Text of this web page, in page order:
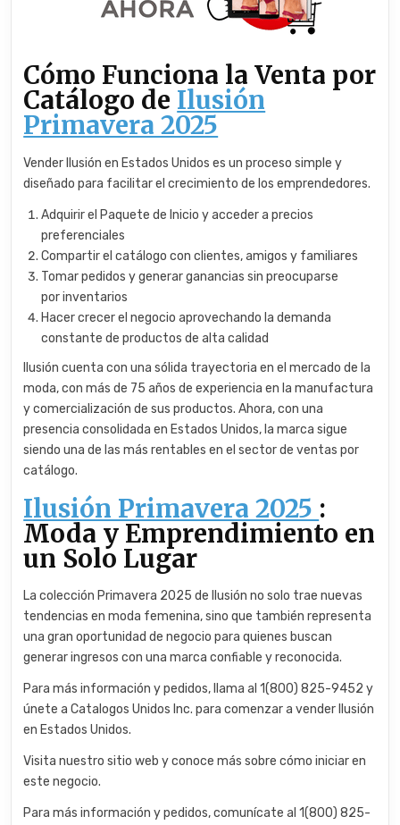
Cómo Funciona la Venta por
Catálogo de Ilusión
Primavera 2025
Vender Ilusión en Estados Unidos es un proceso simple y
diseñado para facilitar el crecimiento de los emprendedores.
Adquirir el Paquete de Inicio y acceder a precios
preferenciales
Compartir el catálogo con clientes, amigos y familiares
Tomar pedidos y generar ganancias sin preocuparse
por inventarios
Hacer crecer el negocio aprovechando la demanda
constante de productos de alta calidad
Ilusión cuenta con una sólida trayectoria en el mercado de la
moda, con más de 75 años de experiencia en la manufactura
y comercialización de sus productos. Ahora, con una
presencia consolidada en Estados Unidos, la marca sigue
siendo una de las más rentables en el sector de ventas por
catálogo.
Ilusión Primavera 2025 :
Moda y Emprendimiento en
un Solo Lugar
La colección Primavera 2025 de Ilusión no solo trae nuevas
tendencias en moda femenina, sino que también representa
una gran oportunidad de negocio para quienes buscan
generar ingresos con una marca confiable y reconocida.
Para más información y pedidos, llama al 1(800) 825-9452 y
únete a Catalogos Unidos Inc. para comenzar a vender Ilusión
en Estados Unidos.
Visita nuestro sitio web y conoce más sobre cómo iniciar en
este negocio.
Para más información y pedidos, comunícate al 1(800) 825-